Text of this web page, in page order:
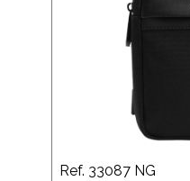
Ref. 33087 NG